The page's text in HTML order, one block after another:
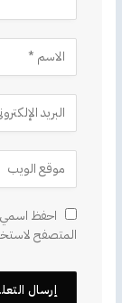
احفظ اسمي،
المتصفح